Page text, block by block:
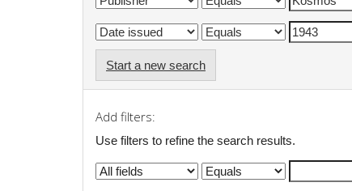
Start a new search
Add filters:
Use filters to refine the search results.